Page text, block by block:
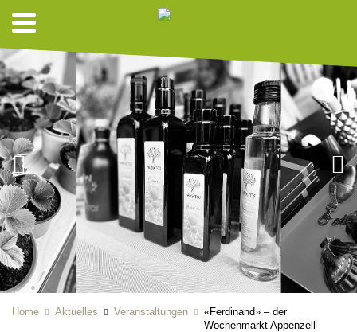
Home Aktuelles Veranstaltungen
«Ferdinand» – der
Wochenmarkt Appenzell